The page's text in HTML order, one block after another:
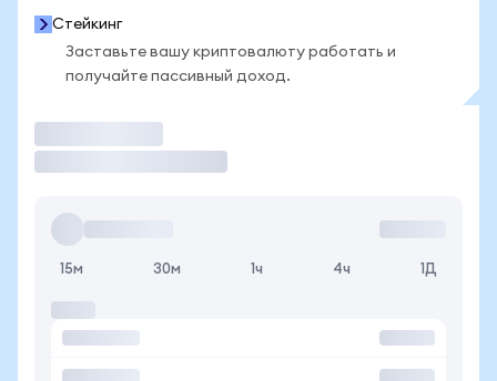
Стейкинг
Заставьте вашу криптовалюту работать и
получайте пассивный доход.
15м 30м 1ч 4ч 1Д